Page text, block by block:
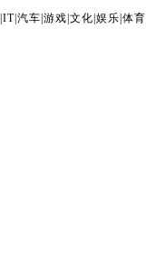
IT| 汽车 游戏 文化 娱乐 体育